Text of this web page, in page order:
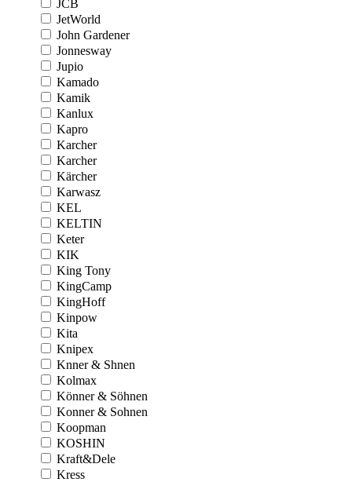
JCB
JetWorld
John Gardener
Jonnesway
Jupio
Kamado
Kamik
Kanlux
Kapro
Karcher
Karcher
Kärcher
Karwasz
KEL
KELTIN
Keter
KIK
King Tony
KingCamp
KingHoff
Kinpow
Kita
Knipex
Knner & Shnen
Kolmax
Könner & Söhnen
Konner & Sohnen
Koopman
KOSHIN
Kraft&Dele
Kress